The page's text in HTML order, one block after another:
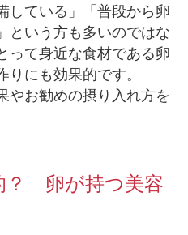
している」「普段から卵
という方も多いのではな
って身近な食材である卵
にも効果的です。
やお勧めの摂り入れ方を
？ 卵が持つ美容